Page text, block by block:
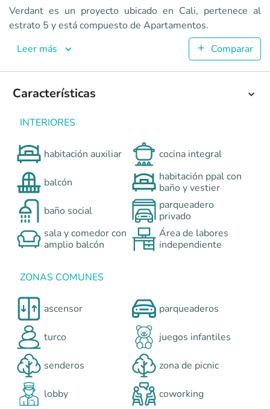
Verdant
Apartamentos en Cali - Limonar <p>Verdant es un
62.3
2
ColombiaCali
Verdant es un proyecto ubicado en Cali, pertenece al
estrato 5 y está compuesto de Apartamentos.
Leer más
Comparar
Características
INTERIORES
habitación auxiliar cocina integral
balcón
habitación ppal con
baño y vestier
baño social
parqueadero
privado
sala y comedor con
amplio balcón
Área de labores
independiente
ZONAS COMUNES
ascensor parqueaderos
turco juegos infantiles
senderos zona de picnic
lobby coworking